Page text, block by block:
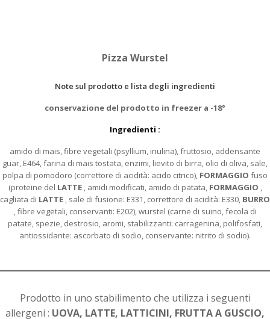
Pizza Wurstel
Note sul prodotto e lista degli ingredienti
conservazione del prodotto in freezer a -18°
Ingredienti :
amido di mais, fibre vegetali (psyllium, inulina), fruttosio, addensante
guar, E464, farina di mais tostata, enzimi, lievito di birra, olio di oliva, sale,
polpa di pomodoro (correttore di acidità: acido citrico), FORMAGGIO fuso
(proteine del LATTE, amidi modificati, amido di patata, FORMAGGIO ,
cagliata di LATTE , sale di fusione: E331, correttore di acidità: E330, BURRO
, fibre vegetali, conservanti: E202), wurstel (carne di suino, fecola di
patate, spezie, destrosio, aromi, stabilizzanti: carragenina, polifosfati,
antiossidante: ascorbato di sodio, conservante: nitrito di sodio).
Prodotto in uno stabilimento che utilizza i seguenti
allergeni : UOVA, LATTE, LATTICINI, FRUTTA A GUSCIO,